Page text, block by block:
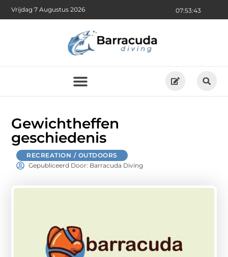
07:53:44
Vrijdag 7 Augustus 2026
Gewichtheffen
geschiedenis
RECREATION / OUTDOORS
Gepubliceerd Door: Barracuda Diving